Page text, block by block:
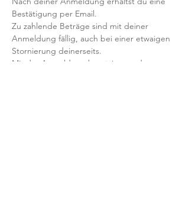
Bestätigung per Email.
Zu zahlende Beträge sind mit deiner
Anmeldung fällig, auch bei einer etwaigen
Stornierung deinerseits.
Mit der Anmeldung bestätigst und